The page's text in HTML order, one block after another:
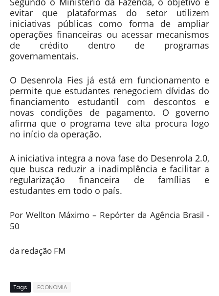
evitar que plataformas do setor utilizem
iniciativas públicas como forma de ampliar
operações financeiras ou acessar mecanismos
de crédito dentro de programas
governamentais.
O Desenrola Fies já está em funcionamento e
permite que estudantes renegociem dívidas do
financiamento estudantil com descontos e
novas condições de pagamento. O governo
afirma que o programa teve alta procura logo
no início da operação.
A iniciativa integra a nova fase do Desenrola 2.0,
que busca reduzir a inadimplência e facilitar a
regularização financeira de famílias e
estudantes em todo o país.
Por Wellton Máximo – Repórter da Agência Brasil -
50
da redação FM
Tags ECONOMIA